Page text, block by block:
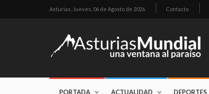
Asturias, Jueves, 06 de Agosto de 2026 Contacto
PORTADA ACTUALIDAD DEPORTES